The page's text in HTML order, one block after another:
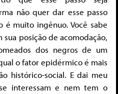
não quer dar esse passo
é muito ingênuo. Você sabe
posição de acomodação,
dos negros de um
o fator epidérmico é mais
histórico-social. E dai meu
interessam e nem tem o